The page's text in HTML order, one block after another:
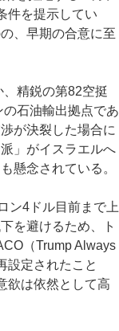
件を提示してい
、早期の合意に至
精鋭の第82空挺
石油輸出拠点であ
が決裂した場合に
」がイスラエルへ
懸念されている。
ン4ドル目前まで上
を避けるため、ト
（Trump Always
設定されたこと
欲は依然として高